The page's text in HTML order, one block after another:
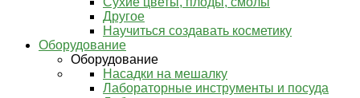
Другое
Научиться создавать косметику
Оборудование
Оборудование
Насадки на мешалку
Лабораторные инструменты и посуда